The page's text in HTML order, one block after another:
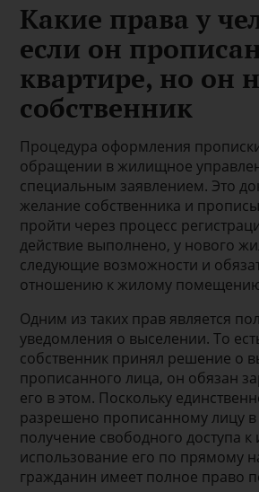
Какие права у
если он
квартире, но он
собственник
Процедура оформления
обращении в жилищное
специальным заявлением. Это
желание собственника и
пройти через процесс
действие выполнено, у нового
следующие возможности и
отношению к жилому
Одним из таких прав является
уведомления о выселении. То
собственник принял решение о
прописанного лица, он обязан
его в этом. Поскольку
разрешено прописанному лицу в
получение свободного доступа к
использование его по прямому
гражданин имеет полное право